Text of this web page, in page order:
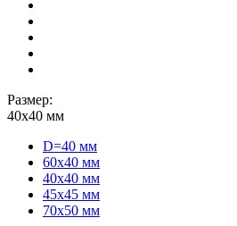
Размер:
40х40 мм
D=40 мм
60х40 мм
40х40 мм
45х45 мм
70х50 мм